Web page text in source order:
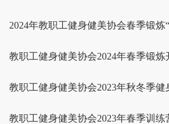
2024年教职工健身健美协会春季锻炼
教职工健身健美协会2024年春季锻炼
教职工健身健美协会2023年秋冬季健
教职工健身健美协会2023年春季训